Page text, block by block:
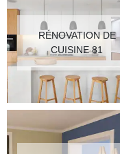
RÉNOVATION DE
CUISINE 81